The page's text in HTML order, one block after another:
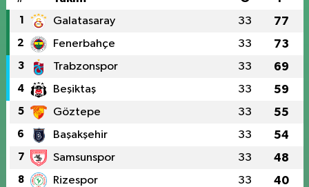
1 Galatasaray 33 77
2 Fenerbahçe 33 73
3 Trabzonspor 33 69
4 Beşiktaş 33 59
5 Göztepe 33 55
6 Başakşehir 33 54
7 Samsunspor 33 48
8 Rizespor 33 40